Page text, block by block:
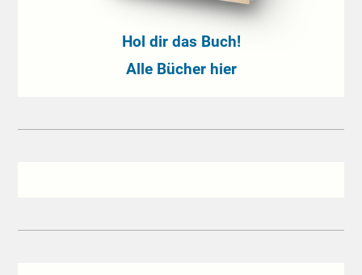
Hol dir das Buch!
Alle Bücher hier